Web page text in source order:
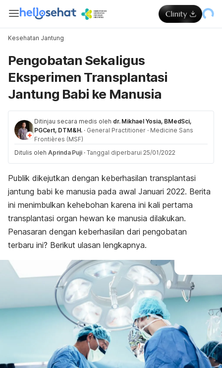
Kesehatan Jantung
Pengobatan Sekaligus
Eksperimen Transplantasi
Jantung Babi ke Manusia
Ditinjau secara medis oleh dr. Mikhael Yosia, BMedSci,
PGCert, DTM&H. · General Practitioner · Medicine Sans
Frontières (MSF)
Ditulis oleh Aprinda Puji · Tanggal diperbarui 25/01/2022
Publik dikejutkan dengan keberhasilan transplantasi
jantung babi ke manusia pada awal Januari 2022. Berita
ini menimbulkan kehebohan karena ini kali pertama
transplantasi organ hewan ke manusia dilakukan.
Penasaran dengan keberhasilan dari pengobatan
terbaru ini? Berikut ulasan lengkapnya.